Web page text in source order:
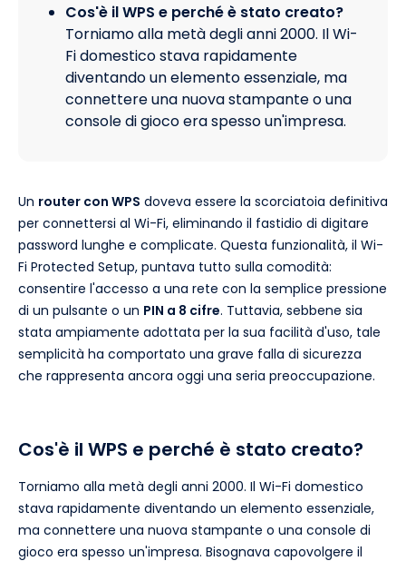
Cos'è il WPS e perché è stato creato?
Torniamo alla metà degli anni 2000. Il Wi-
Fi domestico stava rapidamente
diventando un elemento essenziale, ma
connettere una nuova stampante o una
console di gioco era spesso un'impresa.
Un router con WPS doveva essere la scorciatoia definitiva
per connettersi al Wi-Fi, eliminando il fastidio di digitare
password lunghe e complicate. Questa funzionalità, il Wi-
Fi Protected Setup, puntava tutto sulla comodità:
consentire l'accesso a una rete con la semplice pressione
di un pulsante o un PIN a 8 cifre. Tuttavia, sebbene sia
stata ampiamente adottata per la sua facilità d'uso, tale
semplicità ha comportato una grave falla di sicurezza
che rappresenta ancora oggi una seria preoccupazione.
Cos'è il WPS e perché è stato creato?
Torniamo alla metà degli anni 2000. Il Wi-Fi domestico
stava rapidamente diventando un elemento essenziale,
ma connettere una nuova stampante o una console di
gioco era spesso un'impresa. Bisognava capovolgere il